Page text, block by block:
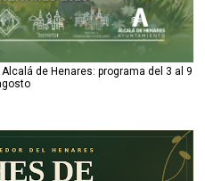
de Henares: programa del 3 al 9